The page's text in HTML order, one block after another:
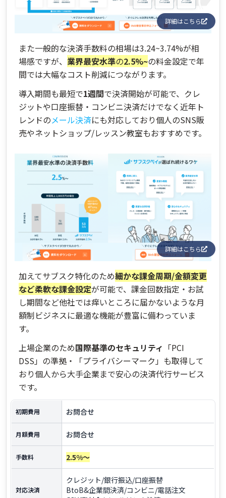
詳細はこちら
また一般的な決済手数料の相場は3.24~3.74%が相
場感ですが、 業界最安水準の2.5%~の料金設定で年
間では大幅なコスト削減につながります。
導入期間も最短で1週間で決済開始が可能で、クレ
ジットや口座振替・コンビニ決済だけでなく近年ト
レンドのメール決済にも対応しており個人のSNS販
売やネットショップ/レッスン教室もおすすめです。
詳細はこちら
加えてサブスク特化のため細かな課金周期/金額変更
など柔軟な課金設定が可能で、課金回数指定・お試
し期間など他社では痒いところに届かないような月
額制ビジネスに最適な機能が豊富に備わっていま
す。
上場企業のため国際基準のセキュリティ 「PCI
DSS」の準拠・「プライバシーマーク」も取得して
おり個人から大手企業まで安心の決済代行サービス
です。
初期費用 お問合せ
月額費用 お問合せ
手数料 2.5%～
対応決済
クレジット/銀行振込/口座振替
BtoB&企業間決済/コンビニ/電話注文